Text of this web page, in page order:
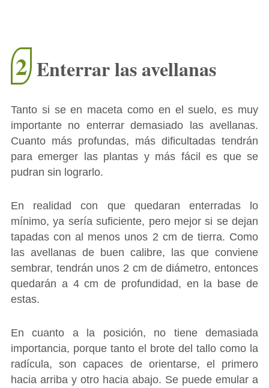
2Enterrar las avellanas
Tanto si se en maceta como en el suelo, es muy
importante no enterrar demasiado las avellanas.
Cuanto más profundas, más dificultadas tendrán
para emerger las plantas y más fácil es que se
pudran sin lograrlo.
En realidad con que quedaran enterradas lo
mínimo, ya sería suficiente, pero mejor si se dejan
tapadas con al menos unos 2 cm de tierra. Como
las avellanas de buen calibre, las que conviene
sembrar, tendrán unos 2 cm de diámetro, entonces
quedarán a 4 cm de profundidad, en la base de
estas.
En cuanto a la posición, no tiene demasiada
importancia, porque tanto el brote del tallo como la
radícula, son capaces de orientarse, el primero
hacia arriba y otro hacia abajo. Se puede emular a